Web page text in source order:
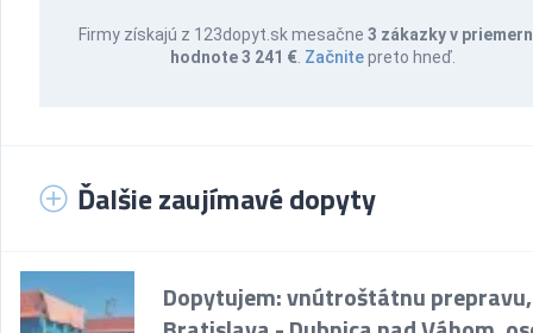
Firmy získajú z 123dopyt.sk mesačne3 zákazky v
hodnote 3 241 € Začnitepreto hneď.
Ďalšie zaujímavé dopyty
Dopytujem: vnútroštátnu prepravu,